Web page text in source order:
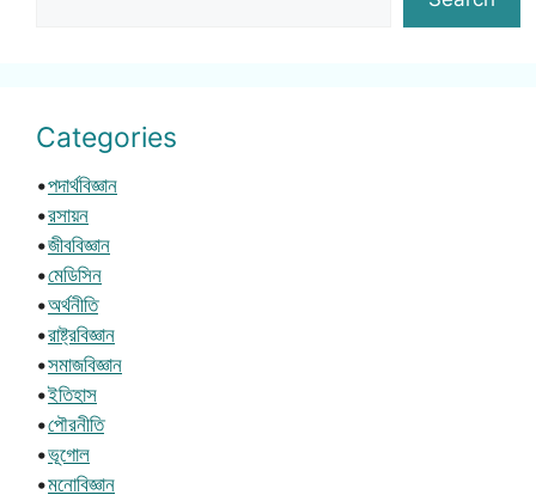
Categories
•পদার্থবিজ্ঞান
•রসায়ন
•জীববিজ্ঞান
•মেডিসিন
•অর্থনীতি
•রাষ্ট্রবিজ্ঞান
•সমাজবিজ্ঞান
•ইতিহাস
•পৌরনীতি
•ভূগোল
•মনোবিজ্ঞান